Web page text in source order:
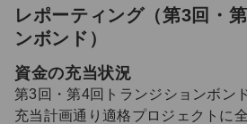
レポーティング（第3回・
ンボンド）
資金の充当状況
第3回・第4回トランジションボン
充当計画通り適格プロジェクトに